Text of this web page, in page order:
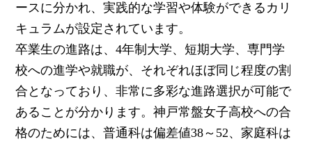
ースに分かれ、実践的な学習や体験ができるカリ
キュラムが設定されています。
卒業生の進路は、4年制大学、短期大学、専門学
校への進学や就職が、それぞれほぼ同じ程度の割
合となっており、非常に多彩な進路選択が可能で
あることが分かります。神戸常盤女子高校への合
格のためには、普通科は偏差値38～52、家庭科は